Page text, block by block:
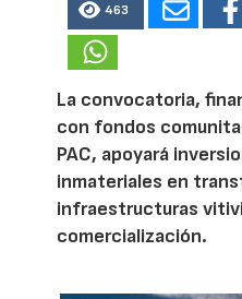
463
La convocatoria,
con fondos
PAC, apoyará
inmateriales en
infraestructuras
comercialización.